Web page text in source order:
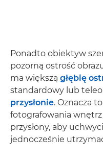
Ponadto obiektyw
pozorną ostrość
ma większą głębię
standardowy lub
przysłonie. Oznacza
fotografowania
przysłony, aby
jednocześnie